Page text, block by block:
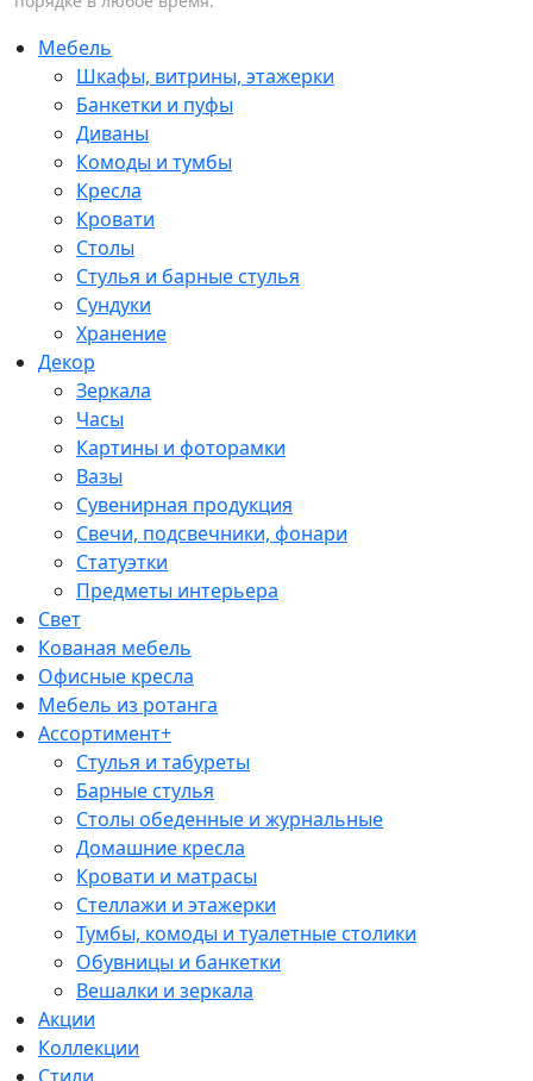
Мебель
Шкафы, витрины, этажерки
Банкетки и пуфы
Диваны
Комоды и тумбы
Кресла
Кровати
Столы
Стулья и барные стулья
Сундуки
Хранение
Декор
Зеркала
Часы
Картины и фоторамки
Вазы
Сувенирная продукция
Свечи, подсвечники, фонари
Статуэтки
Предметы интерьера
Свет
Кованая мебель
Офисные кресла
Мебель из ротанга
Ассортимент+
Стулья и табуреты
Барные стулья
Столы обеденные и журнальные
Домашние кресла
Кровати и матрасы
Стеллажи и этажерки
Тумбы, комоды и туалетные столики
Обувницы и банкетки
Вешалки и зеркала
Акции
Коллекции